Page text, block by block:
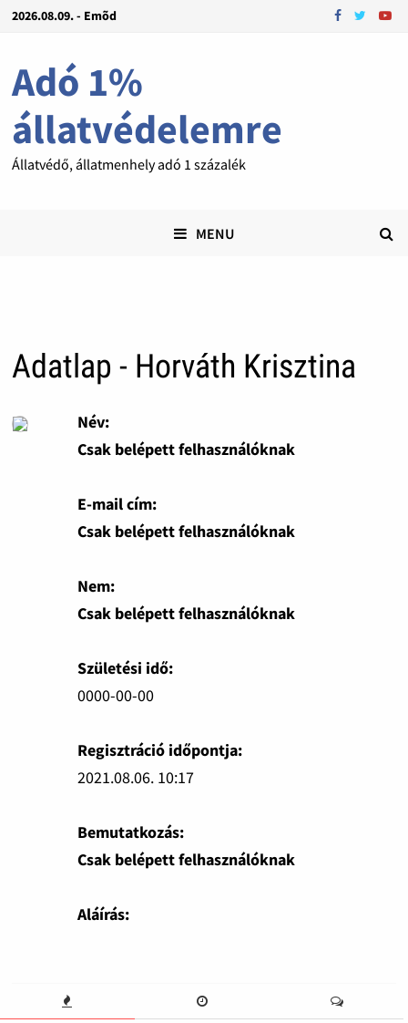
2026.08.09. - Emõd
Adó 1%
állatvédelemre
Állatvédő, állatmenhely adó 1 százalék
MENU
Adatlap - Horváth Krisztina
Név:
Csak belépett felhasználóknak
E-mail cím:
Csak belépett felhasználóknak
Nem:
Csak belépett felhasználóknak
Születési idő:
0000-00-00
Regisztráció időpontja:
2021.08.06. 10:17
Bemutatkozás:
Csak belépett felhasználóknak
Aláírás: